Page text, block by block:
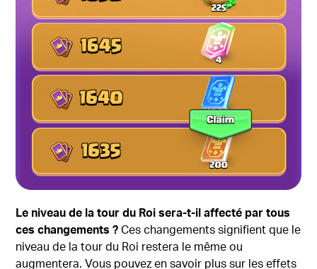
Le niveau de la tour du Roi sera-t-il affecté par tous
ces changements ?Ces changements signifient que le
niveau de la tour du Roi restera le même ou
augmentera. Vous pouvez en savoir plus sur les effets